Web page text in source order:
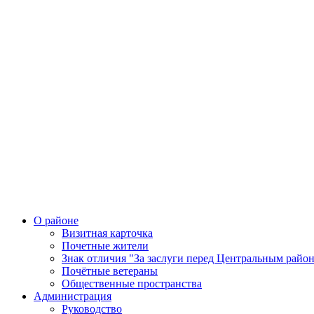
О районе
Визитная карточка
Почетные жители
Знак отличия "За заслуги перед Центральным
Почётные ветераны
Общественные пространства
Администрация
Руководство